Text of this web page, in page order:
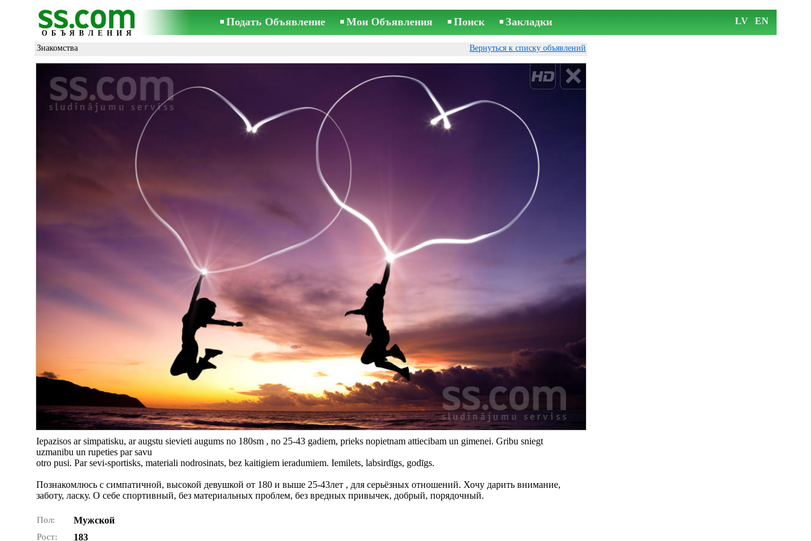
ОБЪЯВЛЕНИЯ
Подать Объявление Мои Объявления Поиск Закладки LV EN
Знакомства Вернуться к списку объявлений
Iepazisos ar simpatisku, ar augstu sievieti augums no 180sm , no 25-43 gadiem, prieks nopietnam attiecibam un gimenei. Gribu sniegt
uzmanibu un rupeties par savu
otro pusi. Par sevi-sportisks, materiali nodrosinats, bez kaitigiem ieradumiem. Iemilets, labsirdīgs, godīgs.
Познакомлюсь с симпатичной, высокой девушкой от 180 и выше 25-43лет , для серьёзных отношений. Хочу дарить внимание,
заботу, ласку. О себе спортивный, без материальных проблем, без вредных привычек, добрый, порядочный.
Пол: Мужской
Рост: 183